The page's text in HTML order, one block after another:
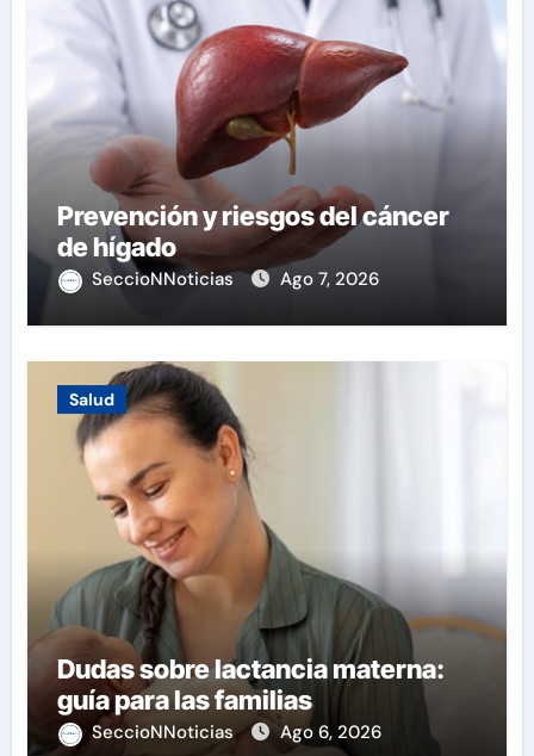
Prevención y riesgos del cáncer
de hígado
SeccioNNoticias Ago 7, 2026
Salud
Dudas sobre lactancia materna:
guía para las familias
SeccioNNoticias Ago 6, 2026